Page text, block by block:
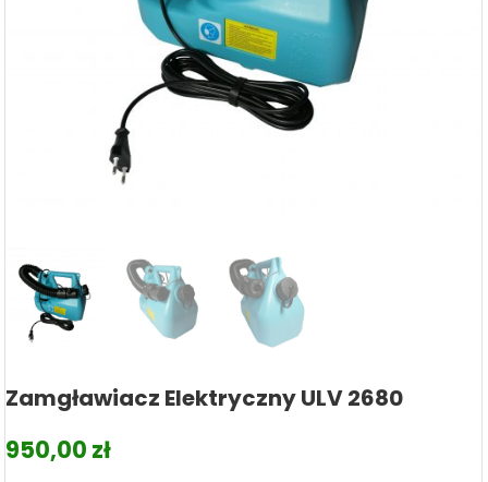
Zamgławiacz Elektryczny ULV 2680
950,00 zł